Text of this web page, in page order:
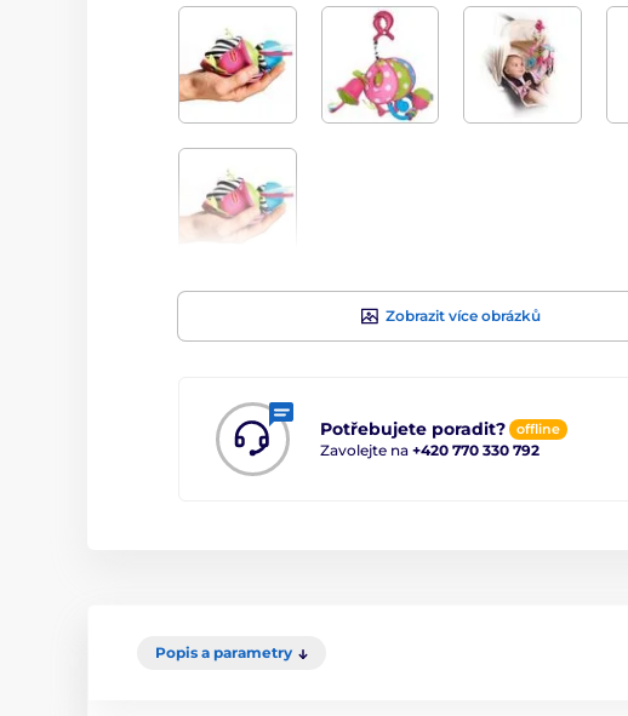
Zobrazit více obrázků
Potřebujete poradit? offline
Zavolejte na +420 770 330 792
Popis a parametry